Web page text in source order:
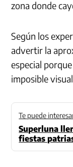
zona donde
Según los
advertir la
especial
imposible
Te puede
Superluna
fiestas